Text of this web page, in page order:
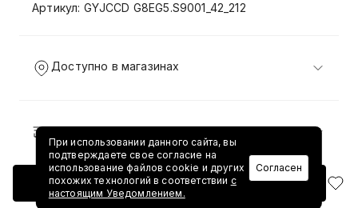
Добавить в корзину
Артикул: GYJCCD G8EG5.S9001_42_212
Доступно в магазинах
Доставка и возврат
При использовании данного сайта, вы
подтверждаете свое согласие на
использование файлов cookie и других
похожих технологий в соответствии с
настоящим Уведомлением.
Согласен